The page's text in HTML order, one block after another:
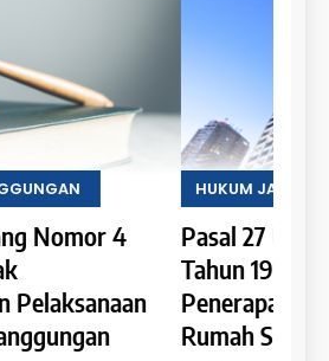
HAK TANGGUNGAN
Undang Nomor 4
Hak Tanggungan:
Tanggungan pada
Satuan Rumah Susun